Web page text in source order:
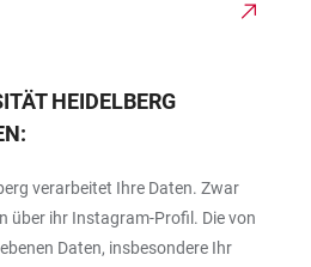
HEIDELBERG
verarbeitet Ihre Daten. Zwar
über ihr Instagram-Profil. Die von
Daten, insbesondere Ihr